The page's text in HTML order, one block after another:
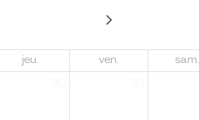
jeu. ven. sam.